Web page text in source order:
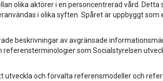
olika aktörer i en personcentrerad vård. Detta
i olika syften. Spåret är uppbyggt som
beskrivningar av avgränsade
som Socialstyrelsen
utveckla och förvalta referensmodeller och